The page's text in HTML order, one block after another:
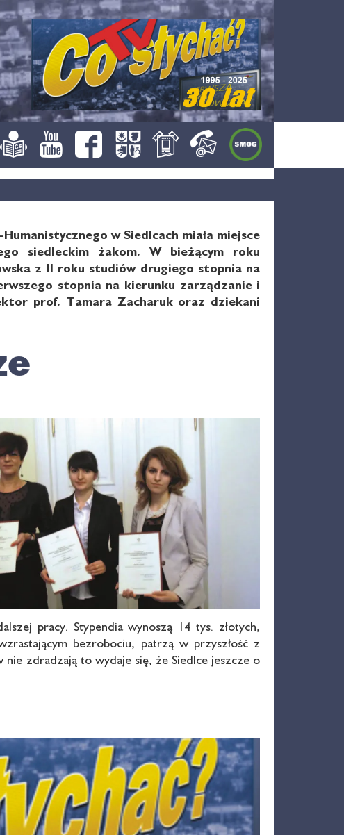
w Siedlcach miała miejsce
siedleckim żakom. W bieżącym roku
z II roku studiów drugiego stopnia na
stopnia na kierunku zarządzanie i
prof. Tamara Zacharuk oraz dziekani
pracy. Stypendia wynoszą 14 tys. złotych,
bezrobociu, patrzą w przyszłość z
nie zdradzają to wydaje się, że Siedlce jeszcze o